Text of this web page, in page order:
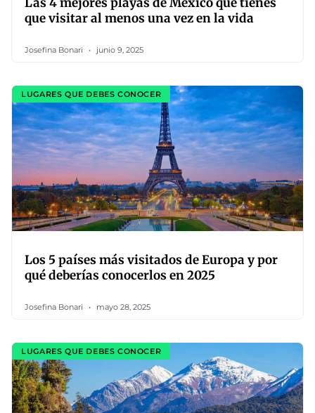
que visitar al menos una vez en la vida
Josefina Bonari junio 9, 2025
LUGARES QUE DEBES CONOCER
Los 5 países más visitados de Europa y por
qué deberías conocerlos en 2025
Josefina Bonari mayo 28, 2025
LUGARES QUE DEBES CONOCER